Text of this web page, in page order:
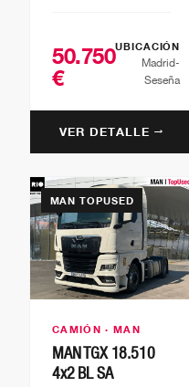
50.750
€
UBICACIÓN
Madrid-
Seseña
VER DETALLE →
MAN TOPUSED
CAMIÓN · MAN
MAN TGX 18.510
4x2 BL SA